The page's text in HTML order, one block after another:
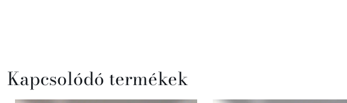
Kapcsolódó termékek